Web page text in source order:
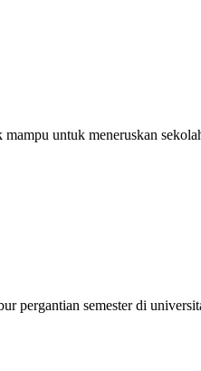
untuk meneruskan
pergantian semester di